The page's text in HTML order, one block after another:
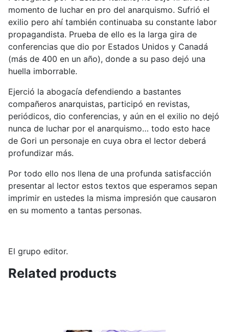
momento de luchar en pro del anarquismo. Sufrió el
exilio pero ahí también continuaba su constante labor
propagandista. Prueba de ello es la larga gira de
conferencias que dio por Estados Unidos y Canadá
(más de 400 en un año), donde a su paso dejó una
huella imborrable.
Ejerció la abogacía defendiendo a bastantes
compañeros anarquistas, participó en revistas,
periódicos, dio conferencias, y aún en el exilio no dejó
nunca de luchar por el anarquismo… todo esto hace
de Gori un personaje en cuya obra el lector deberá
profundizar más.
Por todo ello nos llena de una profunda satisfacción
presentar al lector estos textos que esperamos sepan
imprimir en ustedes la misma impresión que causaron
en su momento a tantas personas.
El grupo editor.
Related products